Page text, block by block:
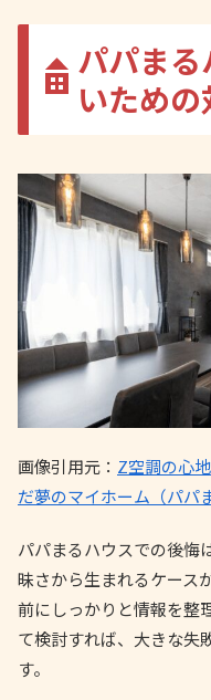
パパま
いための
画像引用元： Z空調の心
だ夢のマイホーム（パパ
パパまるハウスでの後悔
昧さから生まれるケース
前にしっかりと情報を整
て検討すれば、大きな失
す。